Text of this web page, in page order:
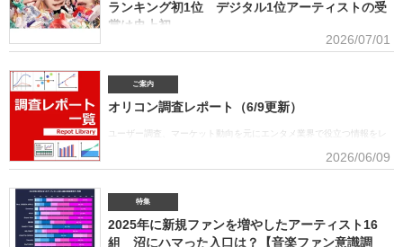
ランキング初1位 デジタル1位アーティストの受
賞は史上初
■アーティスト別セールス部門トータルランキング オリコンは7月1
ーティスト別セールス部門「トータルランキング」を発表。Mrs. GREEN APPLEが期間内総売
上53.6億円で、自身初の1位に輝いた。Mrs. GREEN APPLEはアーティスト別セールス部門
「デジタルランキング」では3年連続で上半期1位を獲得。安価なデジタルで1位を獲得したアー
ティストがトータルセールス1位を受賞するのは、オリコン史上初となった。GREEN
APPLE（左から）藤澤涼架（Key）、大森元貴（Vo／Gt）、若井滉斗（Gt） アーティスト別
セールス部門「トータルランキング」は、音楽ソフト【シングル、アルバム、ミュージック
2026/07/01
ご案内
オリコン調査レポート（6/9更新）
ユーザー調査、マーケット動向を元にエンタメ業界で役立つ情報をレ
調査 2026 価格戦略の策定、商品企画、値上げ検討時の判断材料とし
SNS・動画配信を横断したファン行動を分析。今後のマーケティング戦略に活用できる内容を
提供(2026年5月)アーティストグッズに関する調査2026「なぜ買うのか」「何が売れるのか」
「いくらまで買うのか」を明確化し、商品企画・価格設計・販売戦略に直結する示唆を提案
(2026年4月)ストリーミング影響分析分析（TikTok＆YouTube）2026TikTokトレンドがどのよ
2026/06/09
特集
2025年に新規ファンを増やしたアーティスト16
組 沼にハマった入口は？【音楽ファン意識調